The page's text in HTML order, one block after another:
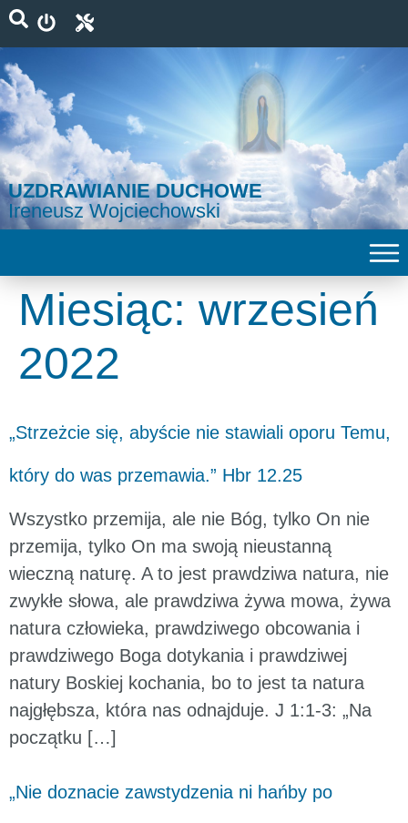
UZDRAWIANIE DUCHOWE
Ireneusz Wojciechowski
Miesiąc: wrzesień
2022
„Strzeżcie się, abyście nie stawiali oporu Temu,
który do was przemawia.” Hbr 12.25
Wszystko przemija, ale nie Bóg, tylko On nie
przemija, tylko On ma swoją nieustanną
wieczną naturę. A to jest prawdziwa natura, nie
zwykłe słowa, ale prawdziwa żywa mowa, żywa
natura człowieka, prawdziwego obcowania i
prawdziwego Boga dotykania i prawdziwej
natury Boskiej kochania, bo to jest ta natura
najgłębsza, która nas odnajduje. J 1:1-3: „Na
początku […]
„Nie doznacie zawstydzenia ni hańby po